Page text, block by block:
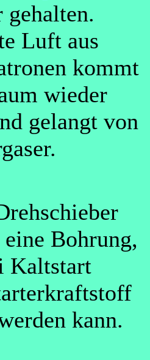
Luft aus
kommt
wieder
gelangt von
Bohrung,
Kaltstart
kann.